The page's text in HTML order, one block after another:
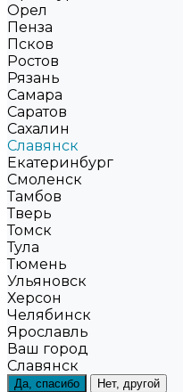
Орел
Пенза
Псков
Ростов
Рязань
Самара
Саратов
Сахалин
Славянск
Екатеринбург
Смоленск
Тамбов
Тверь
Томск
Тула
Тюмень
Ульяновск
Херсон
Челябинск
Ярославль
Ваш город
Славянск
Да, спасибо Нет, другой